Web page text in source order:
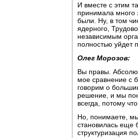
И вместе с этим
принимала много
были. Ну, в том
ядерного,
независимым
полностью уйдет
Олег Морозов:
Вы правы.
мое сравнение с
говорим о
решение, и мы
всегда, потому
Но, понимаете,
становилась еще
структуризация